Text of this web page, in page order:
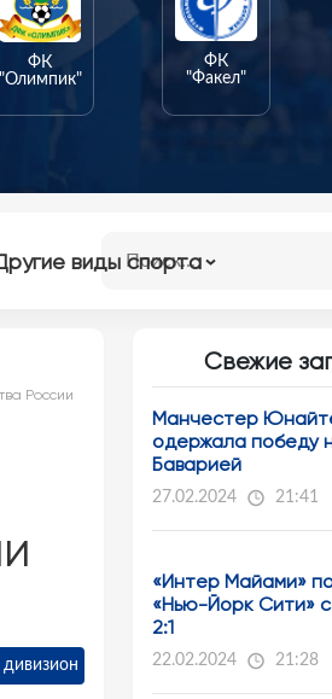
ФК
"Олимпик"
ФК
"Факел"
виды спорта
России
Свежие
Манчестер
одержала победу
Баварией
27.02.2024 21:41
«Интер Майами»
«Нью-Йорк Сити»
2:1
22.02.2024 21:28